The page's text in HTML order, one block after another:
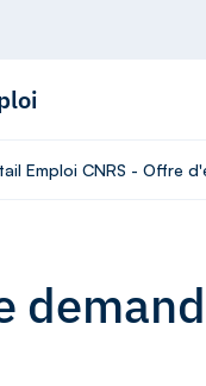
Emploi CNRS - Offre